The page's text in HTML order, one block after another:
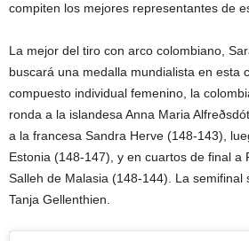
compiten los mejores representantes de
La mejor del tiro con arco colombiano,
buscará una medalla mundialista en esta
compuesto individual femenino, la
ronda a la islandesa Anna Maria
a la francesa Sandra Herve (148-143),
Estonia (148-147), y en cuartos de final a
Salleh de Malasia (148-144). La semifinal
Tanja Gellenthien.